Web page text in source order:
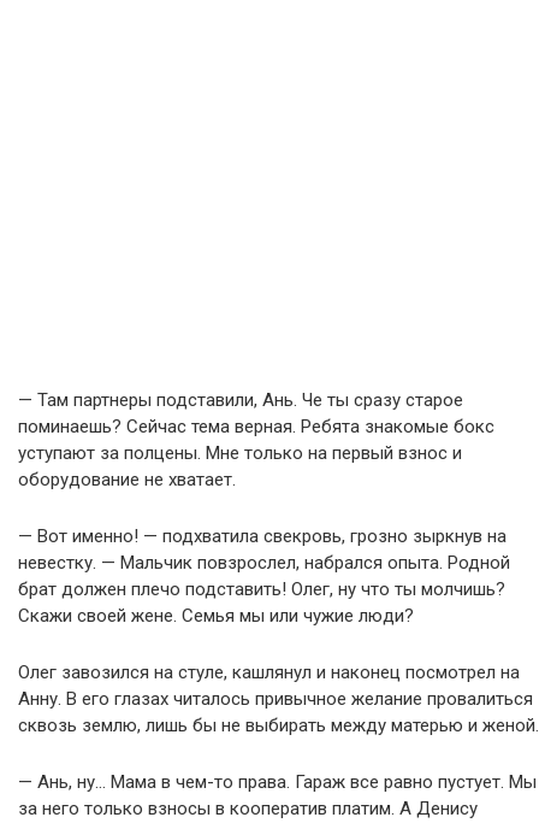
— Там партнеры подставили, Ань. Че ты сразу старое
поминаешь? Сейчас тема верная. Ребята знакомые бокс
уступают за полцены. Мне только на первый взнос и
оборудование не хватает.
— Вот именно! — подхватила свекровь, грозно зыркнув на
невестку. — Мальчик повзрослел, набрался опыта. Родной
брат должен плечо подставить! Олег, ну что ты молчишь?
Скажи своей жене. Семья мы или чужие люди?
Олег завозился на стуле, кашлянул и наконец посмотрел на
Анну. В его глазах читалось привычное желание провалиться
сквозь землю, лишь бы не выбирать между матерью и женой.
— Ань, ну… Мама в чем-то права. Гараж все равно пустует. Мы
за него только взносы в кооператив платим. А Денису